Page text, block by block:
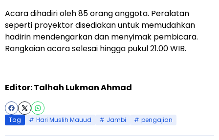
Acara dihadiri oleh 85 orang anggota. Peralatan
seperti proyektor disediakan untuk memudahkan
hadirin mendengarkan dan menyimak pembicara.
Rangkaian acara selesai hingga pukul 21.00 WIB.
Editor: Talhah Lukman Ahmad
Tag Hari Muslih Mauud Jambi pengajian